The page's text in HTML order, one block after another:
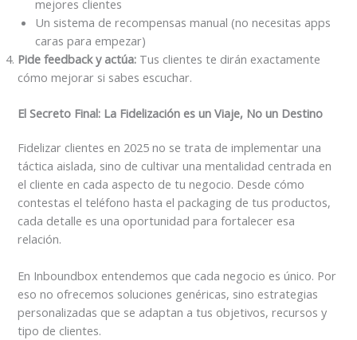
mejores clientes
Un sistema de recompensas manual (no necesitas apps
caras para empezar)
Pide feedback y actúa: Tus clientes te dirán exactamente
cómo mejorar si sabes escuchar.
El Secreto Final: La Fidelización es un Viaje, No un Destino
Fidelizar clientes en 2025 no se trata de implementar una
táctica aislada, sino de cultivar una mentalidad centrada en
el cliente en cada aspecto de tu negocio. Desde cómo
contestas el teléfono hasta el packaging de tus productos,
cada detalle es una oportunidad para fortalecer esa
relación.
En Inboundbox entendemos que cada negocio es único. Por
eso no ofrecemos soluciones genéricas, sino estrategias
personalizadas que se adaptan a tus objetivos, recursos y
tipo de clientes.